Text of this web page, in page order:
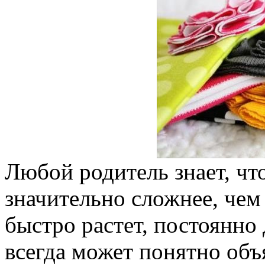
Любой родитель знает,
значительно сложнее,
быстро растет,
всегда может понятно